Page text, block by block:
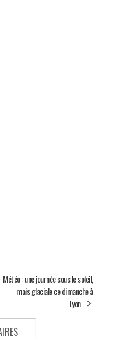
Météo : une journée sous le soleil,
mais glaciale ce dimanche à
Lyon